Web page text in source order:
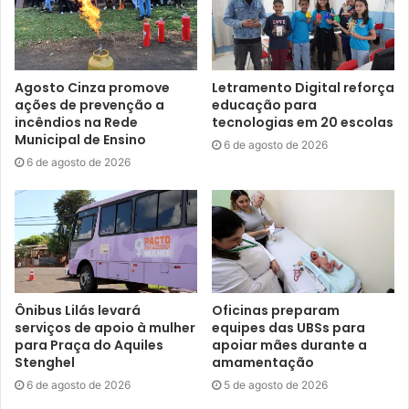
Foto: Vivian Honorato
Já o prefeito de Jataizinho, Wilson Fernandes, enfatizou a
importância de parcerias entre os municípios da região,
visto a magnitude de Londrina e seu exemplo frente às
demais cidades. “Londrina é a locomotiva da nossa região
e tem sido considerada a nossa capital local; nosso
espelho. Quando nos reunimos para fazermos as ações
Agosto Cinza promove
ações de prevenção a
incêndios na Rede
Municipal de Ensino
6 de agosto de 2026
Letramento Digital reforça
educação para
tecnologias em 20 escolas
6 de agosto de 2026
Ônibus Lilás levará
serviços de apoio à mulher
para Praça do Aquiles
Stenghel
6 de agosto de 2026
Oficinas preparam
equipes das UBSs para
apoiar mães durante a
amamentação
5 de agosto de 2026